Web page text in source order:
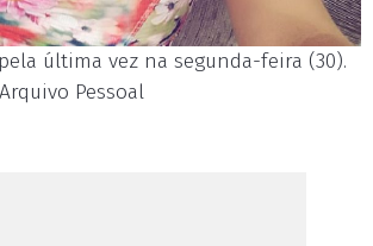
última vez na segunda-feira (30).
Pessoal